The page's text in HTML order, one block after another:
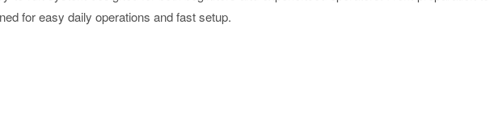
for easy daily operations and fast setup.